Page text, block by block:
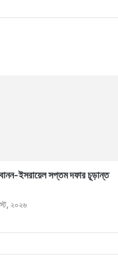
ইসরায়েল সপ্তম দফার চূড়ান্ত
২০২৬